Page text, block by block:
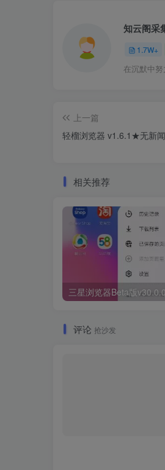
知云阁采
1.7W+
在沉默中
上一篇
轻榴浏览器 v1.6.1★无新
相关推荐
三星浏览器Beta版
评论 抢沙发